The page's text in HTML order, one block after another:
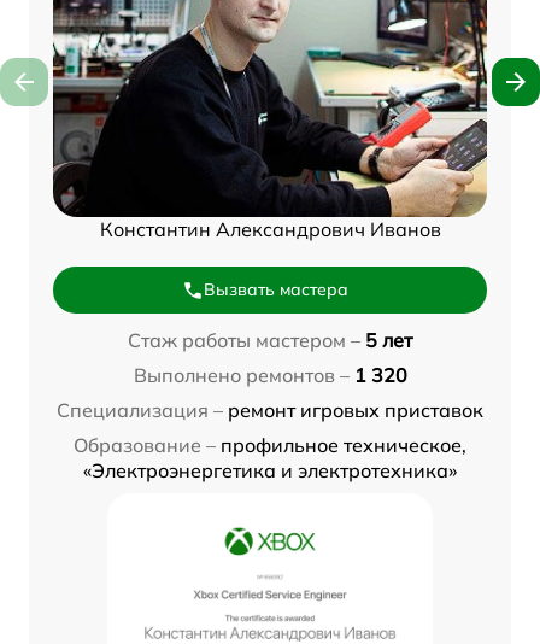
Константин Александрович Иванов
Вызвать мастера
Стаж работы мастером – 5 лет
Выполнено ремонтов – 1 320
Специализация – ремонт игровых приставок
Образование – профильное техническое,
«Электроэнергетика и электротехника»